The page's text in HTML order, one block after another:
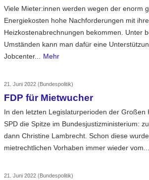
Viele Mieter:innen werden wegen der enorm
Energiekosten hohe Nachforderungen mit
Heizkostenabrechnungen bekommen. Unter
Umständen kann man dafür eine
Jobcenter...
Mehr
21. Juni 2022 (Bundespolitik)
FDP für Mietwucher
In den letzten Legislaturperioden der Großen
SPD die Spitze im Bundesjustizministerium:
dann Christine Lambrecht. Schon diese
mietrechtlichen Vorhaben immer wieder vom...
21. Juni 2022 (Bundespolitik)